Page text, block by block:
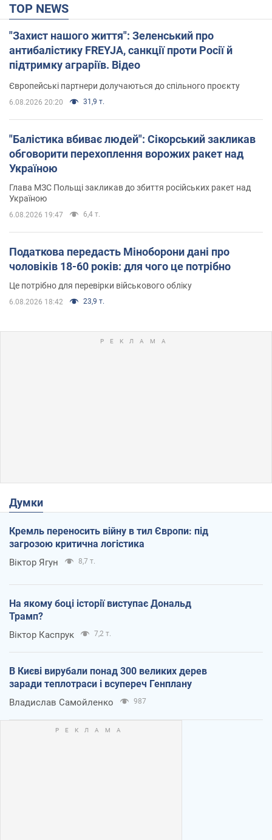
TOP NEWS
"Захист нашого життя": Зеленський про
антибалістику FREYJA, санкції проти Росії й
підтримку аграріїв. Відео
Європейські партнери долучаються до спільного проєкту
6.08.2026 20:20 31,9 т.
"Балістика вбиває людей": Сікорський закликав
обговорити перехоплення ворожих ракет над
Україною
Глава МЗС Польщі закликав до збиття російських ракет над
Україною
6.08.2026 19:47 6,4 т.
Податкова передасть Міноборони дані про
чоловіків 18-60 років: для чого це потрібно
Це потрібно для перевірки військового обліку
6.08.2026 18:42 23,9 т.
Думки
Кремль переносить війну в тил Європи: під
загрозою критична логістика
Віктор Ягун 8,7 т.
На якому боці історії виступає Дональд
Трамп?
Віктор Каспрук 7,2 т.
В Києві вирубали понад 300 великих дерев
заради теплотраси і всупереч Генплану
Владислав Самойленко 987